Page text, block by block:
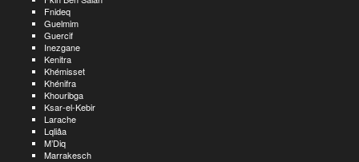
Fnideq
Guelmim
Guercif
Inezgane
Kenitra
Khémisset
Khénifra
Khouribga
Ksar-el-Kebir
Larache
Lqliâa
M’Diq
Marrakesch